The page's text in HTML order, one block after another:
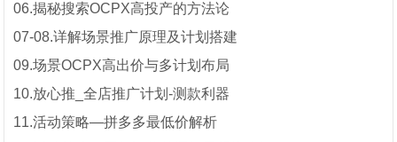
06.揭秘搜索OCPX高投产的方法论
07-08.详解场景推广原理及计划搭建
09.场景OCPX高出价与多计划布局
10.放心推_全店推广计划-测款利器
11.活动策略—拼多多最低价解析